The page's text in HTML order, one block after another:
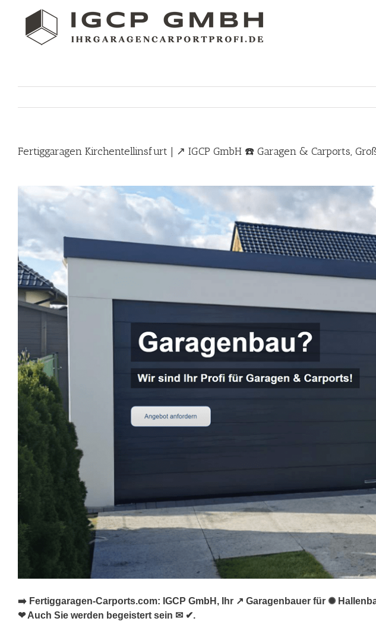
content
Fertiggaragen Kirchentellinsfurt | ↗️ IGCP GmbH ☎️ Garagen & Carports,
➡️ Fertiggaragen-Carports.com: IGCP GmbH, Ihr ↗️ Garagenbauer für ✺
❤ Auch Sie werden begeistert sein ✉ ✔.